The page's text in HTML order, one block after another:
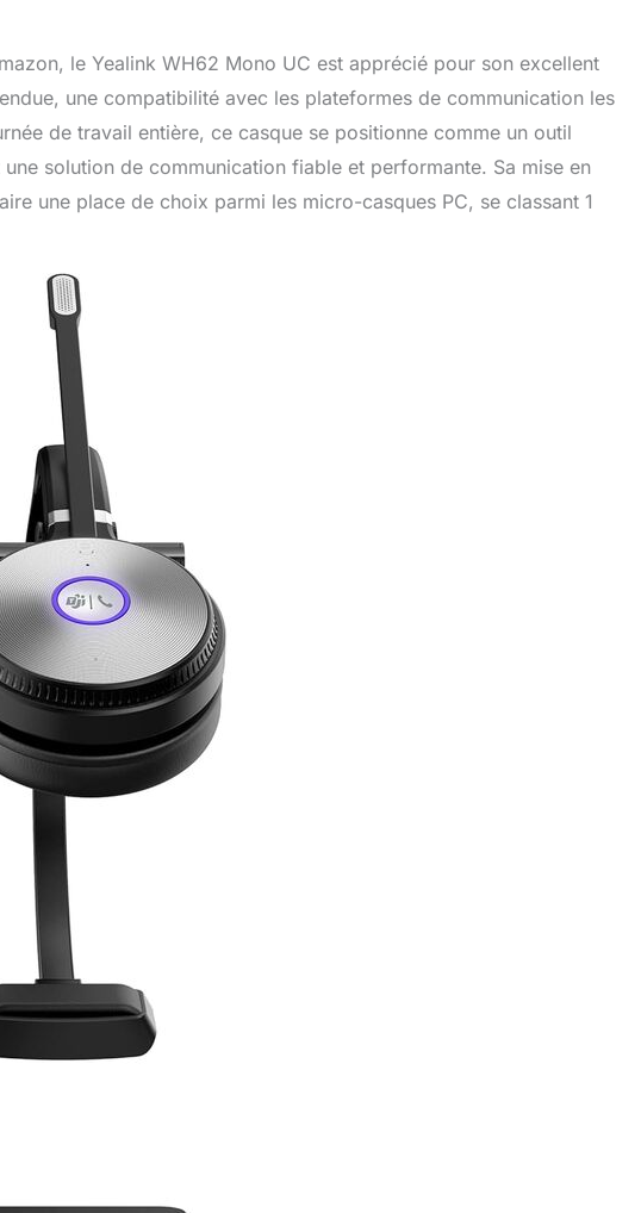
le Yealink WH62 Mono UC est apprécié pour son excellent
une compatibilité avec les plateformes de communication les
de travail entière, ce casque se positionne comme un outil
solution de communication fiable et performante. Sa mise en
une place de choix parmi les micro-casques PC, se classant 1